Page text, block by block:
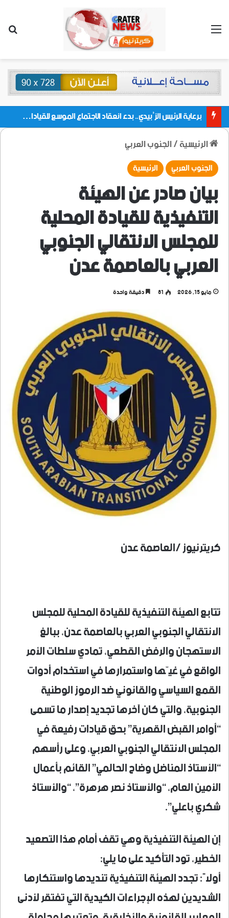
القائمة
برعاية الرئيس الزُبيدي.. بدء انعقاد الاجتماع الموسع للقيادات المحلية بالعاصمة ولمديريات وكتل مجلس العموم ومنسقيات الجامعة بالعاصمة عدن
الرئيسية/الجنوب العربي
الجنوب العربي الرئيسية
بيان صادر عن الهيئة
التنفيذية للقيادة المحلية
للمجلس الانتقالي الجنوبي
العربي بالعاصمة عدن
مايو 15, 2026 81 دقيقة واحدة
كريترنيوز /العاصمة عدن
​تتابع الهيئة التنفيذية للقيادة المحلية للمجلس
الانتقالي الجنوبي العربي بالعاصمة عدن، ببالغ
الاستهجان والرفض القطعي، تمادي سلطات الأمر
الواقع في غيّها واستمرارها في استخدام أدوات
القمع السياسي والقانوني ضد الرموز الوطنية
الجنوبية، والتي كان آخرها تجديد إصدار ما تسمى
“أوامر القبض القهرية” بحق قيادات رفيعة في
المجلس الانتقالي الجنوبي العربي، وعلى رأسهم
“الأستاذ المناضل وضاح الحالمي” القائم بأعمال
الأمين العام، “والأستاذ نصر هرهرة”، “والأستاذ
شكري باعلي”.
​إن الهيئة التنفيذية وهي تقف أمام هذا التصعيد
الخطير، تود التأكيد على ما يلي:
​أولاً: تجدد الهيئة التنفيذية تنديدها واستنكارها
الشديدين لهذه الإجراءات الكيدية التي تفتقر لأدنى